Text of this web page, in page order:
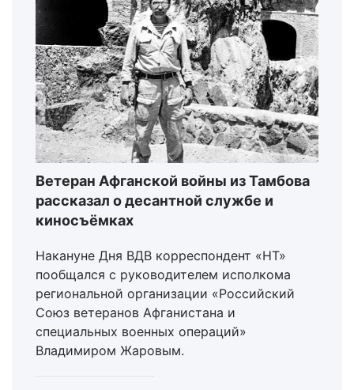
Ветеран Афганской войны из Тамбова
рассказал о десантной службе и
киносъёмках
Накануне Дня ВДВ корреспондент «НТ»
пообщался с руководителем исполкома
региональной организации «Российский
Союз ветеранов Афганистана и
специальных военных операций»
Владимиром Жаровым.